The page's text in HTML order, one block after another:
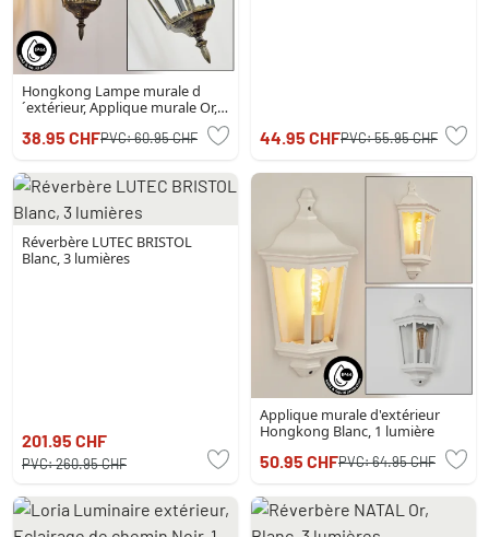
Hongkong Lampe murale d
´extérieur, Applique murale Or,
38.95 CHFPVC:60.95 CHF 44.95 CHFPVC:55.95 CHF
Réverbère LUTEC BRISTOL
Blanc, 3 lumières
201.95 CHF
PVC:260.95 CHF
Applique murale d'extérieur
Hongkong Blanc, 1 lumière
50.95 CHFPVC:64.95 CHF